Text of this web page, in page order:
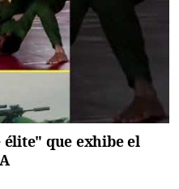
élite" que exhibe el